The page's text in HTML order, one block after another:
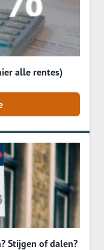
alle rentes)
Stijgen of dalen?